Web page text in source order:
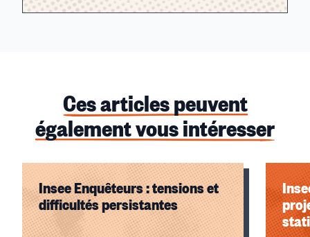
Ces articles peuvent
également vous intéresser
Insee Enquêteurs : tensions et
difficultés persistantes